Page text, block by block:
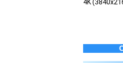
4K